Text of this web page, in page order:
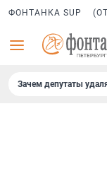
ФОНТАНКА SUP
Зачем депутаты